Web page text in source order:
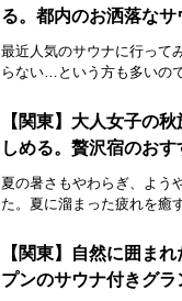
る。都内のお洒落な
最近人気のサウナに行って
らない…という方も多いの
【関東】大人女子の
しめる。贅沢宿のお
夏の暑さもやわらぎ、よう
た。夏に溜まった疲れを癒
【関東】自然に囲ま
プンのサウナ付きグ